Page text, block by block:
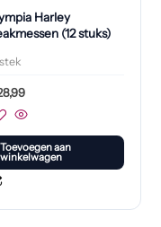
Harley
(12 stuks)
Toevoegen aan
winkelwagen